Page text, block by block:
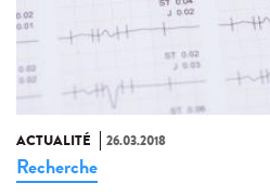
ACTUALITÉ 26.03.2018
Recherche